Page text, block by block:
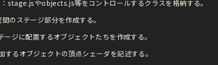
：stage.jsやobjects.js等をコントロールするクラスを格納する。
のステージ部分を作成する。
ージに配置するオブジェクトたちを作成する。
するオブジェクトの頂点シェーダを記述する。